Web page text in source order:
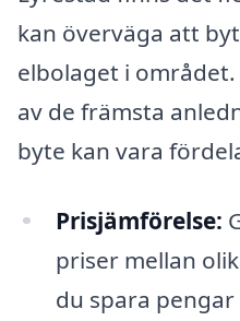
kan överväga att
elbolaget i
av de främsta
byte kan vara
Prisjämförelse:
priser mellan
du spara